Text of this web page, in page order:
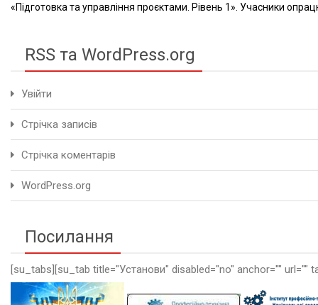
«Підготовка та управління проєктами. Рівень 1». Учасники
RSS та WordPress.org
Увійти
Стрічка записів
Стрічка коментарів
WordPress.org
Посилання
[su_tabs][su_tab title="Установи" disabled="no" anchor=""